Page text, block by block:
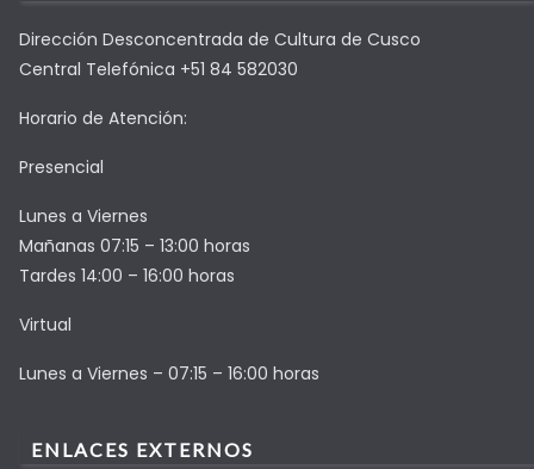
Dirección Desconcentrada de Cultura de Cusco
Central Telefónica +51 84 582030
Horario de Atención:
Presencial
Lunes a Viernes
Mañanas 07:15 – 13:00 horas
Tardes 14:00 – 16:00 horas
Virtual
Lunes a Viernes – 07:15 – 16:00 horas
ENLACES EXTERNOS